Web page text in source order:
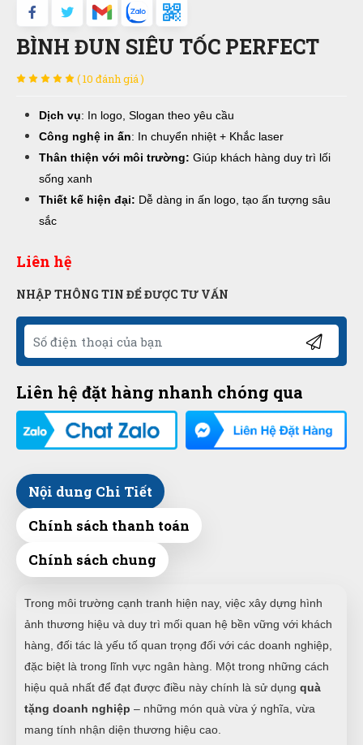
BÌNH ĐUN SIÊU TỐC PERFECT
( 10 đánh giá )
Dịch vụ: In logo, Slogan theo yêu cầu
Công nghệ in ấn: In chuyển nhiệt + Khắc laser
Thân thiện với môi trường: Giúp khách hàng duy trì lối
sống xanh
Thiết kế hiện đại: Dễ dàng in ấn logo, tạo ấn tượng sâu
sắc
Liên hệ
NHẬP THÔNG TIN ĐỂ ĐƯỢC TƯ VẤN
Liên hệ đặt hàng nhanh chóng qua
Nội dung Chi Tiết
Chính sách thanh toán
Chính sách chung
Trong môi trường cạnh tranh hiện nay, việc xây dựng hình
ảnh thương hiệu và duy trì mối quan hệ bền vững với khách
hàng, đối tác là yếu tố quan trọng đối với các doanh nghiệp,
đặc biệt là trong lĩnh vực ngân hàng. Một trong những cách
hiệu quả nhất để đạt được điều này chính là sử dụng quà
tặng doanh nghiệp – những món quà vừa ý nghĩa, vừa
mang tính nhận diện thương hiệu cao.